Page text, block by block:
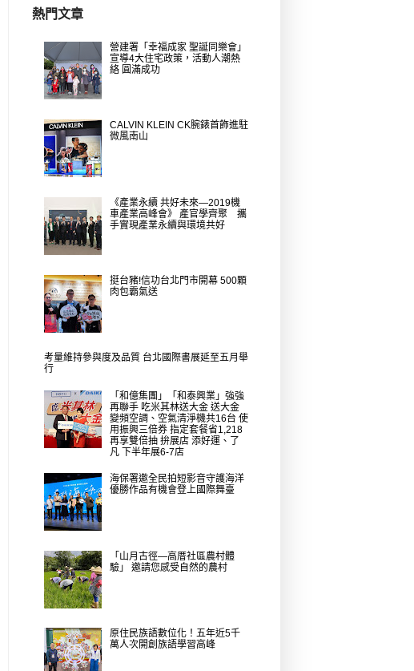
熱門文章
營建署「幸福成家 聖誕同樂會」
宣導4大住宅政策，活動人潮熱
絡 圓滿成功
CALVIN KLEIN CK腕錶首飾進駐
微風南山
《產業永續 共好未來—2019機
車產業高峰會》 產官學齊聚 攜
手實現產業永續與環境共好
挺台豬!信功台北門市開幕 500顆
肉包霸氣送
考量維持參與度及品質 台北國際書展延至五月舉
行
「和億集團」「和泰興業」強強
再聯手 吃米其林送大金 送大金
變頻空調、空氣清淨機共16台 使
用振興三倍券 指定套餐省1,218
再享雙倍抽 拚展店 添好運、了
凡 下半年展6-7店
海保署邀全民拍短影音守護海洋
優勝作品有機會登上國際舞臺
「山月古徑—高厝社區農村體
驗」 邀請您感受自然的農村
原住民族語數位化！五年近5千
萬人次開創族語學習高峰